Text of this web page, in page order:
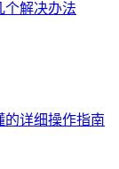
个解决办法
的详细操作指南